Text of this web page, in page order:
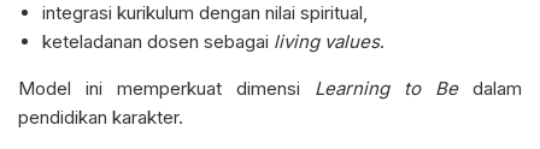
integrasi kurikulum dengan nilai spiritual,
keteladanan dosen sebagai living values.
Model ini memperkuat dimensi Learning to Bedalam
pendidikan karakter.